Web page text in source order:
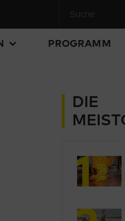
PROGRAMM
DIE
1